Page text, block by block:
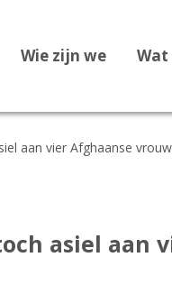
Wie zijn we Wat
aan vier Afghaanse
asiel aan